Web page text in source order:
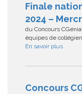
Finale
2024 –
du Concours
équipes de
En savoir plus
Concours